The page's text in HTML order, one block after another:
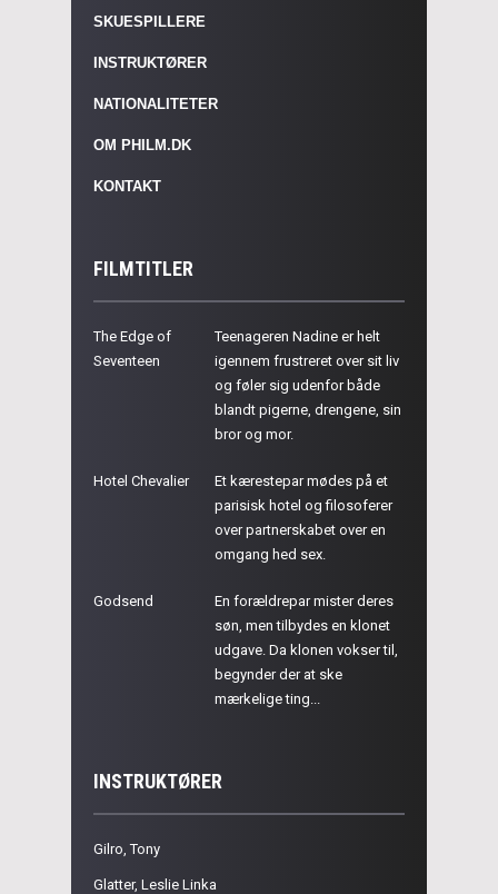
SKUESPILLERE
INSTRUKTØRER
NATIONALITETER
OM PHILM.DK
KONTAKT
FILMTITLER
The Edge of
Seventeen
Teenageren Nadine er helt
igennem frustreret over sit liv
og føler sig udenfor både
blandt pigerne, drengene, sin
bror og mor.
Hotel Chevalier
Et kærestepar mødes på et
parisisk hotel og filosoferer
over partnerskabet over en
omgang hed sex.
Godsend
En forældrepar mister deres
søn, men tilbydes en klonet
udgave. Da klonen vokser til,
begynder der at ske
mærkelige ting...
INSTRUKTØRER
Gilro, Tony
Glatter, Leslie Linka